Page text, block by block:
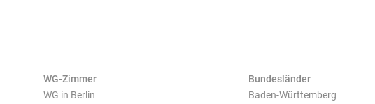
WG-Zimmer
WG in Berlin
Bundesländer
Baden-Württemberg